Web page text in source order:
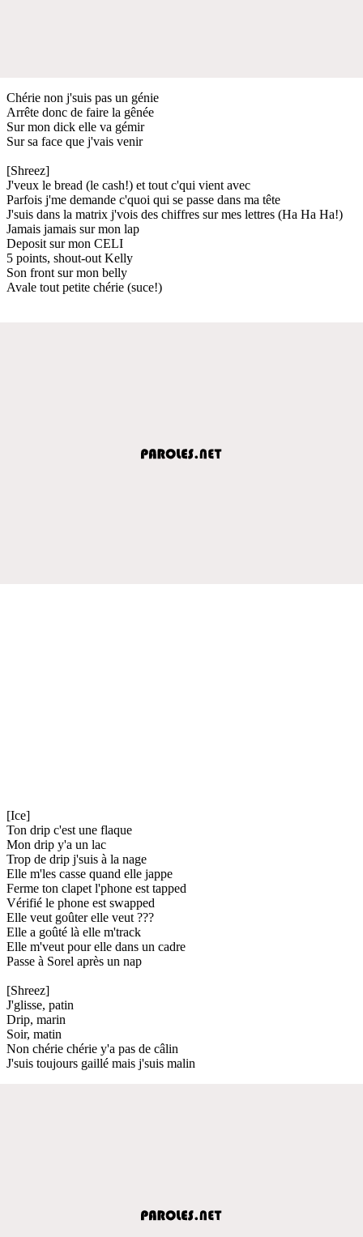
Chérie non j'suis pas un génie
Arrête donc de faire la gênée
Sur mon dick elle va gémir
Sur sa face que j'vais venir
[Shreez]
J'veux le bread (le cash!) et tout c'qui vient avec
Parfois j'me demande c'quoi qui se passe dans ma tête
J'suis dans la matrix j'vois des chiffres sur mes lettres (Ha Ha Ha!)
Jamais jamais sur mon lap
Deposit sur mon CELI
5 points, shout-out Kelly
Son front sur mon belly
Avale tout petite chérie (suce!)
[Ice]
Ton drip c'est une flaque
Mon drip y'a un lac
Trop de drip j'suis à la nage
Elle m'les casse quand elle jappe
Ferme ton clapet l'phone est tapped
Vérifié le phone est swapped
Elle veut goûter elle veut ???
Elle a goûté là elle m'track
Elle m'veut pour elle dans un cadre
Passe à Sorel après un nap
[Shreez]
J'glisse, patin
Drip, marin
Soir, matin
Non chérie chérie y'a pas de câlin
J'suis toujours gaillé mais j'suis malin